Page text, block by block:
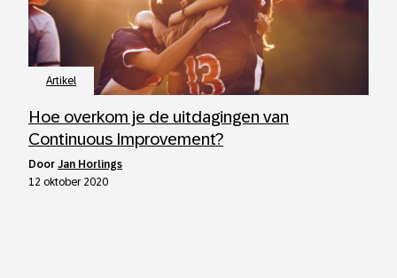
Artikel
Hoe overkom je de uitdagingen van
Continuous Improvement?
door Jan Horlings
12 oktober 2020